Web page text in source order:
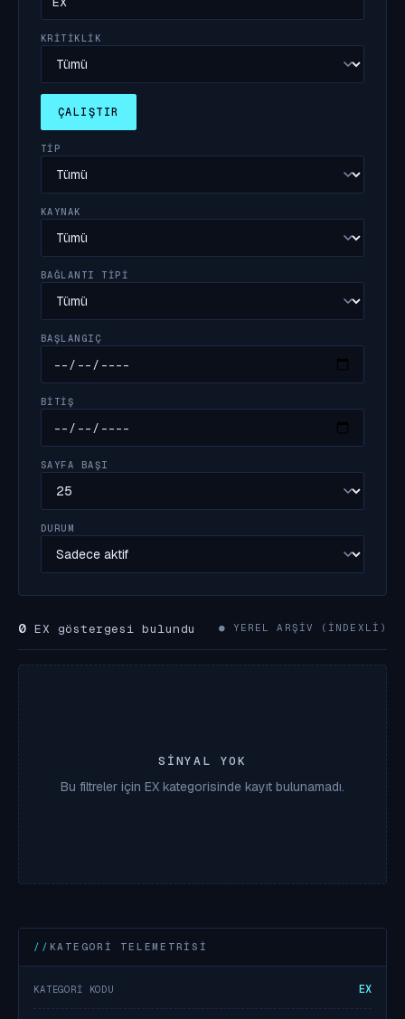
KRITIKLIK
ÇALIŞTIR
TIP
KAYNAK
BAĞLANTI TIPI
BAŞLANGIÇ
BITIŞ
SAYFA BAŞI
DURUM
0 EX göstergesi bulundu ● YEREL ARŞIV (INDEXLI)
SINYAL YOK
Bu filtreler için EX kategorisinde kayıt bulunamadı.
KATEGORI TELEMETRISI
KATEGORI KODU EX